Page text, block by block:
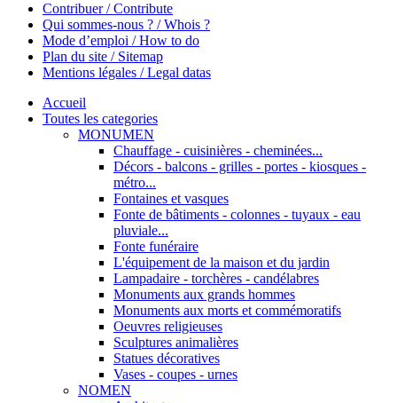
Contribuer / Contribute
Qui sommes-nous ? / Whois ?
Mode d’emploi / How to do
Plan du site / Sitemap
Mentions légales / Legal datas
Accueil
Toutes les categories
MONUMEN
Chauffage - cuisinières - cheminées...
Décors - balcons - grilles - portes - kiosques -
métro...
Fontaines et vasques
Fonte de bâtiments - colonnes - tuyaux - eau
pluviale...
Fonte funéraire
L'équipement de la maison et du jardin
Lampadaire - torchères - candélabres
Monuments aux grands hommes
Monuments aux morts et commémoratifs
Oeuvres religieuses
Sculptures animalières
Statues décoratives
Vases - coupes - urnes
NOMEN